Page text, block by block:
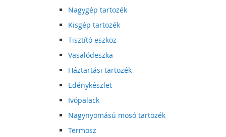
Nagygép tartozék
Kisgép tartozék
Tisztító eszköz
Vasalódeszka
Háztartási tartozék
Edénykészlet
Ivópalack
Nagynyomású mosó tartozék
Termosz